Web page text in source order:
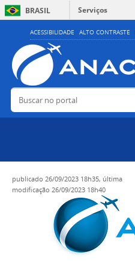
ACESSIBILIDADE ALTO CONTRASTE
BRASIL
Serviços
Buscar no portal
publicado 26/09/2023 18h35, última
modificação 26/09/2023 18h40